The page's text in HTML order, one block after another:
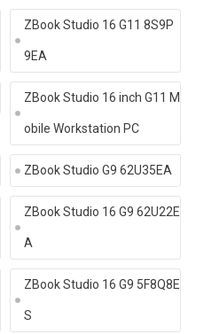
ZBook Studio 16 G11 8S9P
9EA
ZBook Studio 16 inch G11 M
obile Workstation PC
ZBook Studio G9 62U35EA
ZBook Studio 16 G9 62U22E
A
ZBook Studio 16 G9 5F8Q8E
S